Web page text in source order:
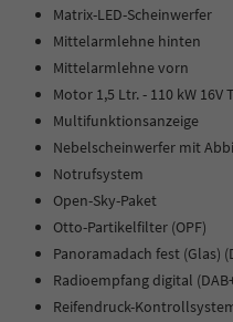
Matrix-LED-Scheinwerfer
Mittelarmlehne hinten
Mittelarmlehne vorn
Motor 1,5 Ltr. - 110 kW 16V
Multifunktionsanzeige
Nebelscheinwerfer mit
Notrufsystem
Open-Sky-Paket
Otto-Partikelfilter (OPF)
Panoramadach fest (Glas)
Radioempfang digital
Reifendruck-